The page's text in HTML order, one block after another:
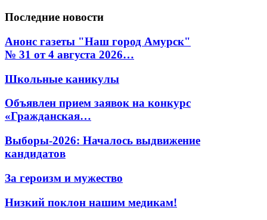
Последние новости
Анонс газеты "Наш город Амурск"
№ 31 от 4 августа 2026…
Школьные каникулы
Объявлен прием заявок на конкурс
«Гражданская…
Выборы-2026: Началось выдвижение
кандидатов
За героизм и мужество
Низкий поклон нашим медикам!